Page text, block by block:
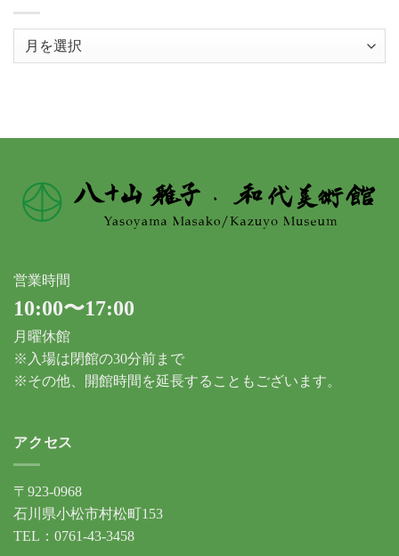
営業時間
10:00〜17:00
月曜休館
※入場は閉館の30分前まで
※その他、開館時間を延長することもございます。
アクセス
〒923-0968
石川県小松市村松町153
TEL：0761-43-3458